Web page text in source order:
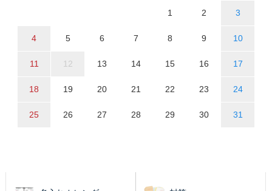
1 2 3
4 5 6 7 8 9 10
11 12 13 14 15 16 17
18 19 20 21 22 23 24
25 26 27 28 29 30 31